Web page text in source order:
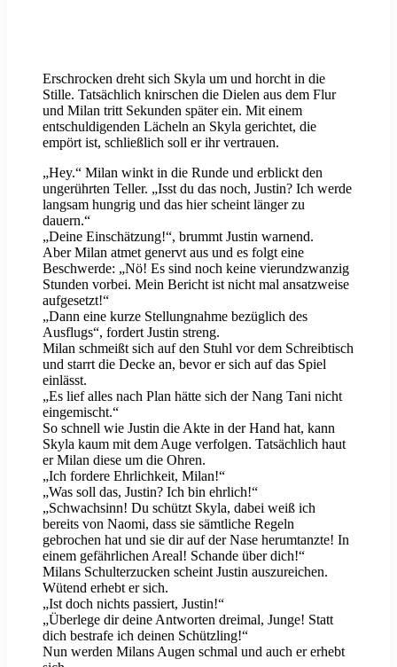
Erschrocken dreht sich Skyla um und horcht in die
Stille. Tatsächlich knirschen die Dielen aus dem Flur
und Milan tritt Sekunden später ein. Mit einem
entschuldigenden Lächeln an Skyla gerichtet, die
empört ist, schließlich soll er ihr vertrauen.
„Hey.“ Milan winkt in die Runde und erblickt den
ungerührten Teller. „Isst du das noch, Justin? Ich werde
langsam hungrig und das hier scheint länger zu
dauern.“
„Deine Einschätzung!“, brummt Justin warnend.
Aber Milan atmet genervt aus und es folgt eine
Beschwerde: „Nö! Es sind noch keine vierundzwanzig
Stunden vorbei. Mein Bericht ist nicht mal ansatzweise
aufgesetzt!“
„Dann eine kurze Stellungnahme bezüglich des
Ausflugs“, fordert Justin streng.
Milan schmeißt sich auf den Stuhl vor dem Schreibtisch
und starrt die Decke an, bevor er sich auf das Spiel
einlässt.
„Es lief alles nach Plan hätte sich der Nang Tani nicht
eingemischt.“
So schnell wie Justin die Akte in der Hand hat, kann
Skyla kaum mit dem Auge verfolgen. Tatsächlich haut
er Milan diese um die Ohren.
„Ich fordere Ehrlichkeit, Milan!“
„Was soll das, Justin? Ich bin ehrlich!“
„Schwachsinn! Du schützt Skyla, dabei weiß ich
bereits von Naomi, dass sie sämtliche Regeln
gebrochen hat und sie dir auf der Nase herumtanzte! In
einem gefährlichen Areal! Schande über dich!“
Milans Schulterzucken scheint Justin auszureichen.
Wütend erhebt er sich.
„Ist doch nichts passiert, Justin!“
„Überlege dir deine Antworten dreimal, Junge! Statt
dich bestrafe ich deinen Schützling!“
Nun werden Milans Augen schmal und auch er erhebt